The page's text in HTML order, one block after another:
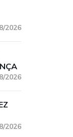
2026
2026
2026